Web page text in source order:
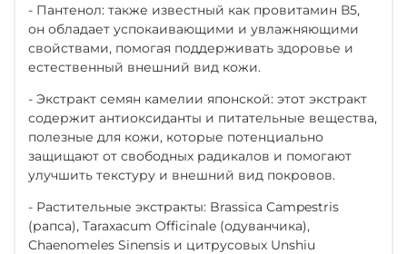
- Пантенол: также известный как провитамин В5,
он обладает успокаивающими и увлажняющими
свойствами, помогая поддерживать здоровье и
естественный внешний вид кожи.
- Экстракт семян камелии японской: этот экстракт
содержит антиоксиданты и питательные вещества,
полезные для кожи, которые потенциально
защищают от свободных радикалов и помогают
улучшить текстуру и внешний вид покровов.
- Растительные экстракты: Brassica Campestris
(рапса), Taraxacum Officinale (одуванчика),
Chaenomeles Sinensis и цитрусовых Unshiu